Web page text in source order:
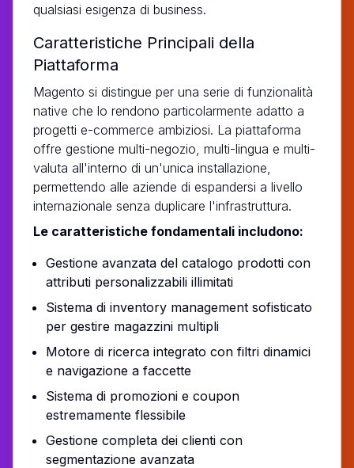
qualsiasi esigenza di business.
Caratteristiche Principali della
Piattaforma
Magento si distingue per una serie di funzionalità
native che lo rendono particolarmente adatto a
progetti e-commerce ambiziosi. La piattaforma
offre gestione multi-negozio, multi-lingua e multi-
valuta all'interno di un'unica installazione,
permettendo alle aziende di espandersi a livello
internazionale senza duplicare l'infrastruttura.
Le caratteristiche fondamentali includono:
Gestione avanzata del catalogo prodotti con
attributi personalizzabili illimitati
Sistema di inventory management sofisticato
per gestire magazzini multipli
Motore di ricerca integrato con filtri dinamici
e navigazione a faccette
Sistema di promozioni e coupon
estremamente flessibile
Gestione completa dei clienti con
segmentazione avanzata